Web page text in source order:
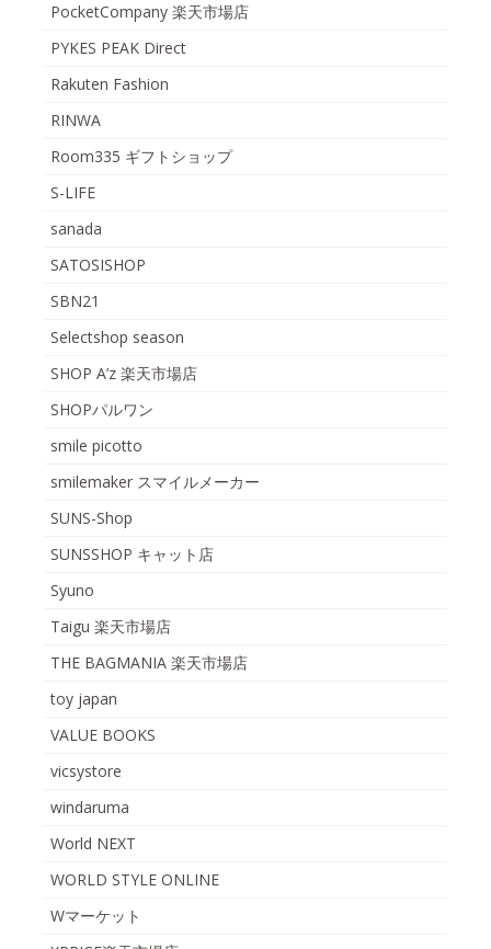
PocketCompany 楽天市場店
PYKES PEAK Direct
Rakuten Fashion
RINWA
Room335 ギフトショップ
S-LIFE
sanada
SATOSISHOP
SBN21
Selectshop season
SHOP A’z 楽天市場店
SHOPパルワン
smile picotto
smilemaker スマイルメーカー
SUNS-Shop
SUNSSHOP キャット店
Syuno
Taigu 楽天市場店
THE BAGMANIA 楽天市場店
toy japan
VALUE BOOKS
vicsystore
windaruma
World NEXT
WORLD STYLE ONLINE
Wマーケット